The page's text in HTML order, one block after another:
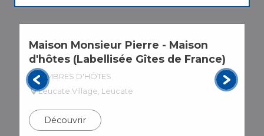
RESTAURANTS
AGENDA
Maison Monsieur Pierre - Maison
d'hôtes (Labellisée Gîtes de France)
CHAMBRES D'HÔTES
Leucate Village, Leucate
Découvrir